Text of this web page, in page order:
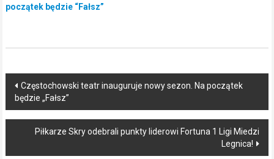
początek będzie “Fałsz”
Post
navigation
Częstochowski teatr inauguruje nowy sezon. Na początek
będzie „Fałsz”
Piłkarze Skry odebrali punkty liderowi Fortuna 1 Ligi Miedzi
Legnica!